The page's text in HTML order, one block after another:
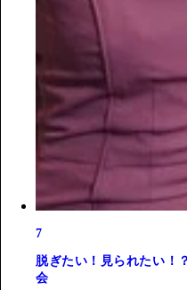
7
脱ぎたい！見られたい！
会